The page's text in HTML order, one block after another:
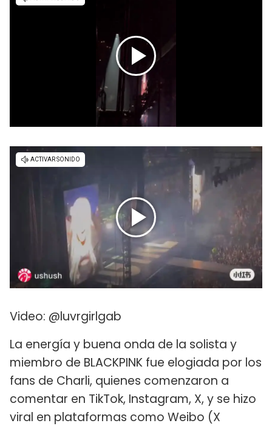
Video: @luvrgirlgab
La energía y buena onda de la solista y
miembro de BLACKPINK fue elogiada por los
fans de Charli, quienes comenzaron a
comentar en TikTok, Instagram, X, y se hizo
viral en plataformas como Weibo (X